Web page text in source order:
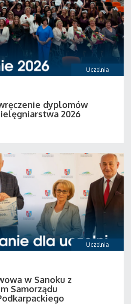
Uczelnia
dyplomów
2026
Uczelnia
w Sanoku z
Samorządu